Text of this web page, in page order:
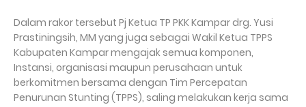
Dalam rakor tersebut Pj Ketua TP PKK Kampar drg. Yusi
Prastiningsih, MM yang juga sebagai Wakil Ketua TPPS
Kabupaten Kampar mengajak semua komponen,
Instansi, organisasi maupun perusahaan untuk
berkomitmen bersama dengan Tim Percepatan
Penurunan Stunting (TPPS), saling melakukan kerja sama